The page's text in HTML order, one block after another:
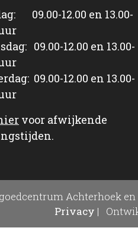
09.00-12.00 en 13.00-
09.00-12.00 en 13.00-
09.00-12.00 en 13.00-
voor afwijkende
Achterhoek en
Privacy |